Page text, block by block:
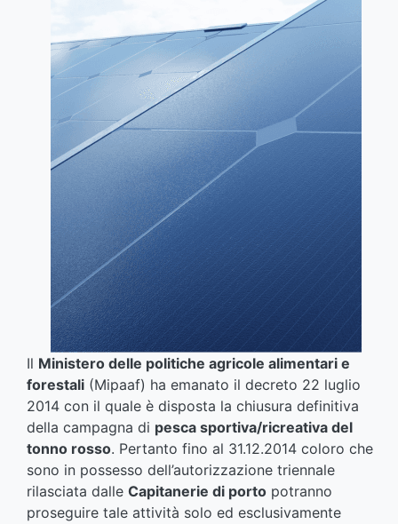
Il Ministero delle politiche agricole alimentari e
forestali (Mipaaf) ha emanato il decreto 22 luglio
2014 con il quale è disposta la chiusura definitiva
della campagna di pesca sportiva/ricreativa del
tonno rosso. Pertanto fino al 31.12.2014 coloro che
sono in possesso dell’autorizzazione triennale
rilasciata dalle Capitanerie di porto potranno
proseguire tale attività solo ed esclusivamente